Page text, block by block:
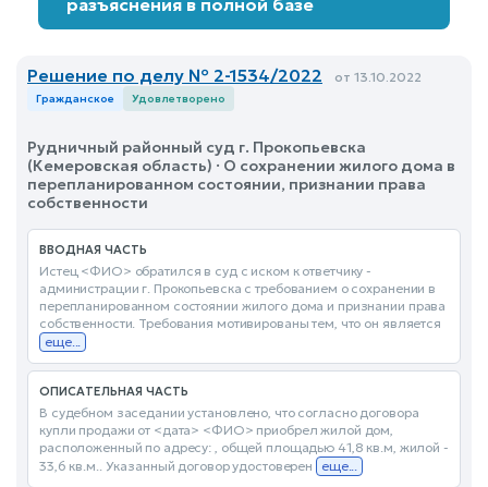
разъяснения в полной базе
Решение по делу № 2-1534/2022 от 13.10.2022
Гражданское Удовлетворено
Рудничный районный суд г. Прокопьевска
(Кемеровская область) · О сохранении жилого дома в
перепланированном состоянии, признании права
собственности
ВВОДНАЯ ЧАСТЬ
Истец <ФИО> обратился в суд с иском к ответчику -
администрации г. Прокопьевска с требованием о сохранении в
перепланированном состоянии жилого дома и признании права
собственности. Требования мотивированы тем, что он является
еще...
ОПИСАТЕЛЬНАЯ ЧАСТЬ
В судебном заседании установлено, что согласно договора
купли продажи от <дата> <ФИО> приобрел жилой дом,
расположенный по адресу: , общей площадью 41,8 кв.м, жилой -
33,6 кв.м.. Указанный договор удостоверен
еще...